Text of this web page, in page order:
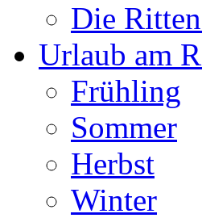
Die
Urlaub am
Frühling
Sommer
Herbst
Winter